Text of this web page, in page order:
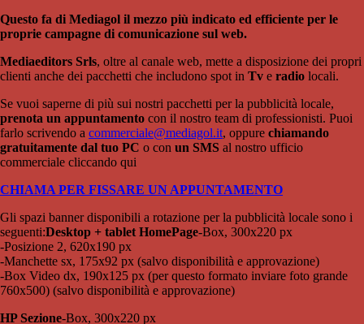
Questo fa di Mediagol il mezzo più indicato ed efficiente per le
proprie campagne di comunicazione sul web.
Mediaeditors Srls, oltre al canale web, mette a disposizione dei propri
clienti anche dei pacchetti che includono spot in Tv e radio locali.
Se vuoi saperne di più sui nostri pacchetti per la pubblicità locale,
prenota un appuntamento con il nostro team di professionisti. Puoi
farlo scrivendo a commerciale@mediagol.it, oppure chiamando
gratuitamente dal tuo PC o con un SMS al nostro ufficio
commerciale cliccando qui
CHIAMA PER FISSARE UN APPUNTAMENTO
Gli spazi banner disponibili a rotazione per la pubblicità locale sono i
seguenti:Desktop + tablet HomePage-Box, 300x220 px
-Posizione 2, 620x190 px
-Manchette sx, 175x92 px (salvo disponibilità e approvazione)
-Box Video dx, 190x125 px (per questo formato inviare foto grande
760x500) (salvo disponibilità e approvazione)
HP Sezione-Box, 300x220 px